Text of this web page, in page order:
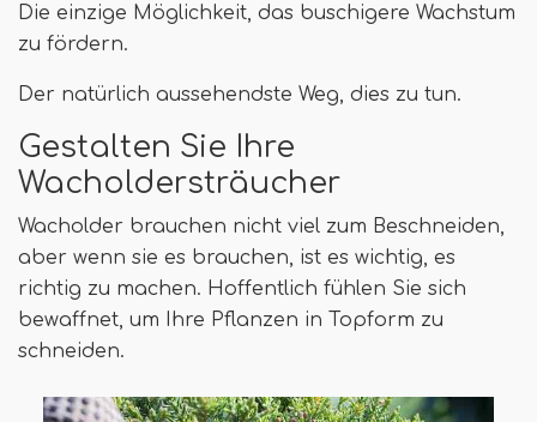
Die einzige Möglichkeit, das buschigere Wachstum
zu fördern.
Der natürlich aussehendste Weg, dies zu tun.
Gestalten Sie Ihre
Wacholdersträucher
Wacholder brauchen nicht viel zum Beschneiden,
aber wenn sie es brauchen, ist es wichtig, es
richtig zu machen. Hoffentlich fühlen Sie sich
bewaffnet, um Ihre Pflanzen in Topform zu
schneiden.